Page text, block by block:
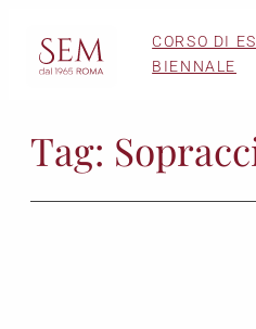
CORSO DI
BIENNALE
Tag: